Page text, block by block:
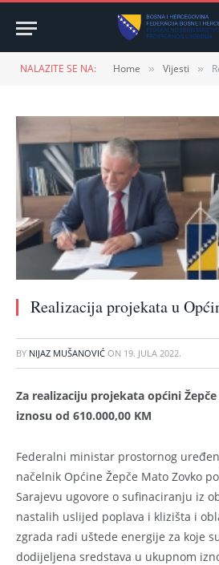
NALAZITE SE NA: Home » Vijesti »
Realizacija projekata u
BY NIJAZ MUŠANOVIĆ ON 19. JULA 2022.
Za realizaciju projekata općini
iznosu od 610.000,00 KM
Federalni ministar prostornog
načelnik Općine Žepče Mato Zovko
Sarajevu ugovore o sufinaciranju iz
nastalih uslijed poplava i klizišta i
zgrada radi uštede energije za koje
dodijeljena sredstava u ukupnom